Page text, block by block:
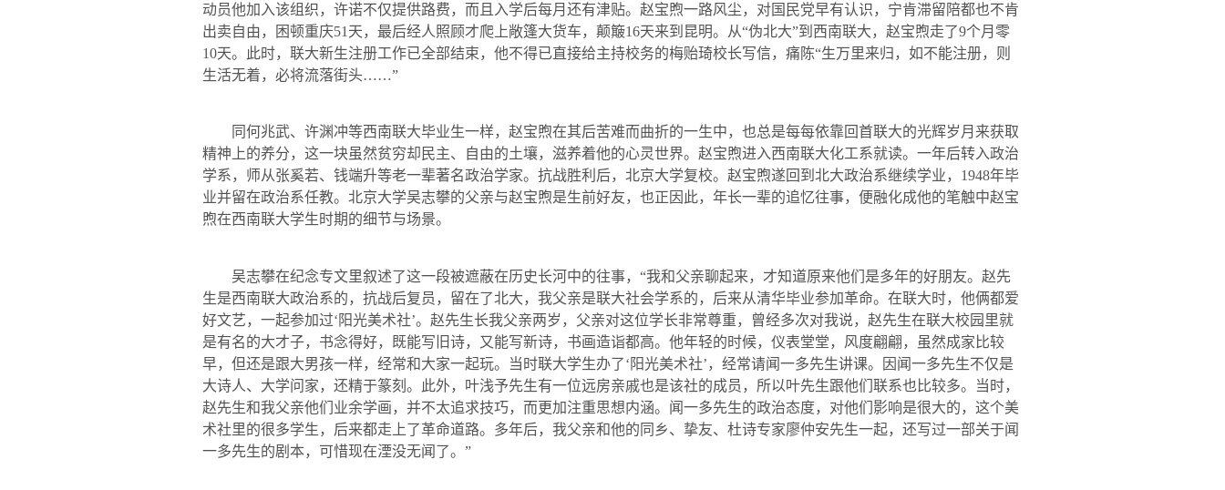
动员他加入该组织，许诺不仅提供路费，而且入学后每月还有津贴。赵宝煦一路风尘，对国民党早有认识，宁肯滞留陪都也不肯
出卖自由，困顿重庆51 天，最后经人照顾才爬上敞篷大货车，颠簸16天来到昆明。从“伪北大”到西南联大，赵宝煦走了9个月零
10天。此时，联大新生注册工作已全部结束，他不得已直接给主持校务的梅贻琦校长写信，痛陈“生万里来归，如不能注册，则
生活无着，必将流落街头……”
同何兆武、许渊冲等西南联大毕业生一样，赵宝煦在其后苦难而曲折的一生中，也总是每每依靠回首联大的光辉岁月来获取
精神上的养分，这一块虽然贫穷却民主、自由的土壤，滋养着他的心灵世界。赵宝煦进入西南联大化工系就读。一年后转入政治
学系，师从张奚若、钱端升等老一辈著名政治学家。抗战胜利后，北京大学复校。赵宝煦遂回到北大政治系继续学业， 1948年毕
业并留在政治系任教。北京大学吴志攀的父亲与赵宝煦是生前好友，也正因此，年长一辈的追忆往事，便融化成他的笔触中赵宝
煦在西南联大学生时期的细节与场景。
吴志攀在纪念专文里叙述了这一段被遮蔽在历史长河中的往事，“我和父亲聊起来，才知道原来他们是多年的好朋友。赵先
生是西南联大政治系的，抗战后复员，留在了北大，我父亲是联大社会学系的，后来从清华毕业参加革命。在联大时，他俩都爱
好文艺，一起参加过‘阳光美术社’。赵先生长我父亲两岁，父亲对这位学长非常尊重，曾经多次对我说，赵先生在联大校园里就
是有名的大才子，书念得好，既能写旧诗，又能写新诗，书画造诣都高。他年轻的时候，仪表堂堂，风度翩翩，虽然成家比较
早，但还是跟大男孩一样，经常和大家一起玩。当时联大学生办了‘阳光美术社’，经常请闻一多先生讲课。因闻一多先生不仅是
大诗人、大学问家，还精于篆刻。此外，叶浅予先生有一位远房亲戚也是该社的成员，所以叶先生跟他们联系也比较多。当时，
赵先生和我父亲他们业余学画，并不太追求技巧，而更加注重思想内涵。闻一多先生的政治态度，对他们影响是很大的，这个美
术社里的很多学生，后来都走上了革命道路。多年后，我父亲和他的同乡、挚友、杜诗专家廖仲安先生一起，还写过一部关于闻
一多先生的剧本，可惜现在湮没无闻了。”